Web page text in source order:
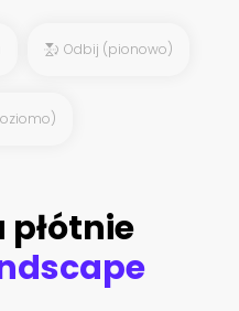
Odbij (pionowo)
płótnie